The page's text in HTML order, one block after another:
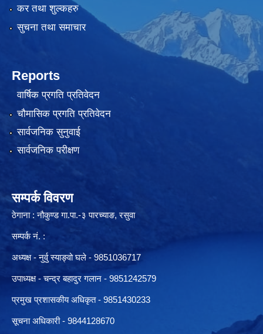
कर तथा शुल्कहरु
सुचना तथा समाचार
Reports
वार्षिक प्रगति प्रतिवेदन
चौमासिक प्रगति प्रतिवेदन
सार्वजनिक सुनुवाई
सार्वजनिक परीक्षण
सम्पर्क विवरण
ठेगाना : नौकुण्ड गा.पा.-३ पारच्याङ, रसुवा
सम्पर्क नं. :
अध्यक्ष - नुर्वु स्याङ्वो घले - 9851036717
उपाध्यक्ष - चन्द्र बहादुर गलान - 9851242579
प्रमुख प्रशासकीय अधिकृत - 9851430233
सूचना अधिकारी - 9844128670